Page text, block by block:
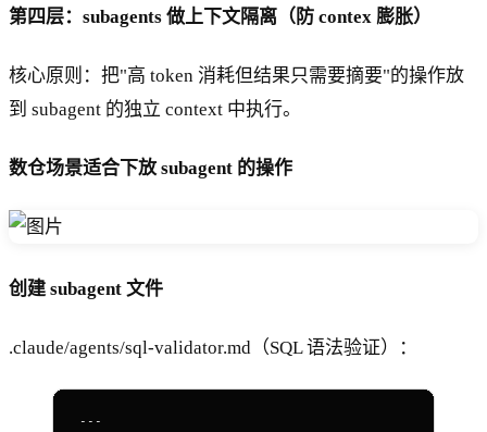
第四层：subagents 做上下文隔离（防 contex 膨胀）
核心原则：把"高 token 消耗但结果只需要摘要"的操作放
到 subagent 的独立 context 中执行。
数仓场景适合下放 subagent 的操作
创建 subagent 文件
.claude/agents/sql-validator.md（SQL 语法验证）：
---